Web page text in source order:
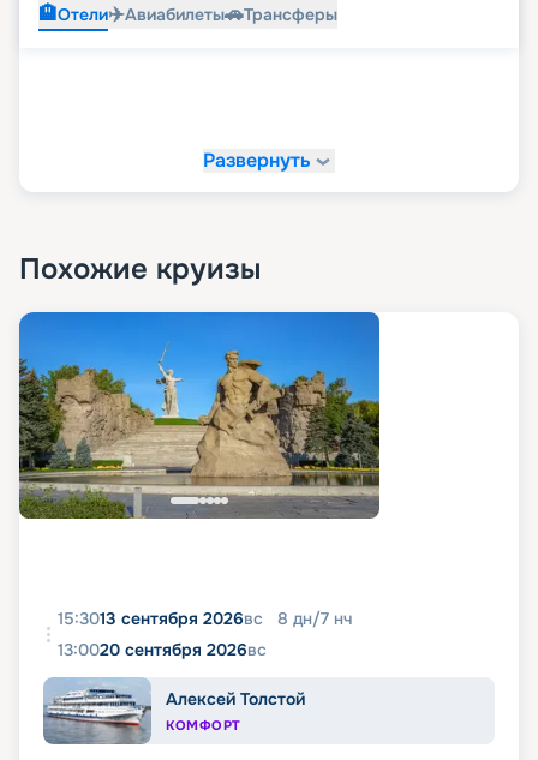
🏨Отели✈️Авиабилеты🚗Трансферы
Развернуть
Похожие круизы
15:3013 сентября 2026вс 8 дн/7 нч
13:0020 сентября 2026вс
Алексей Толстой
КОМФОРТ